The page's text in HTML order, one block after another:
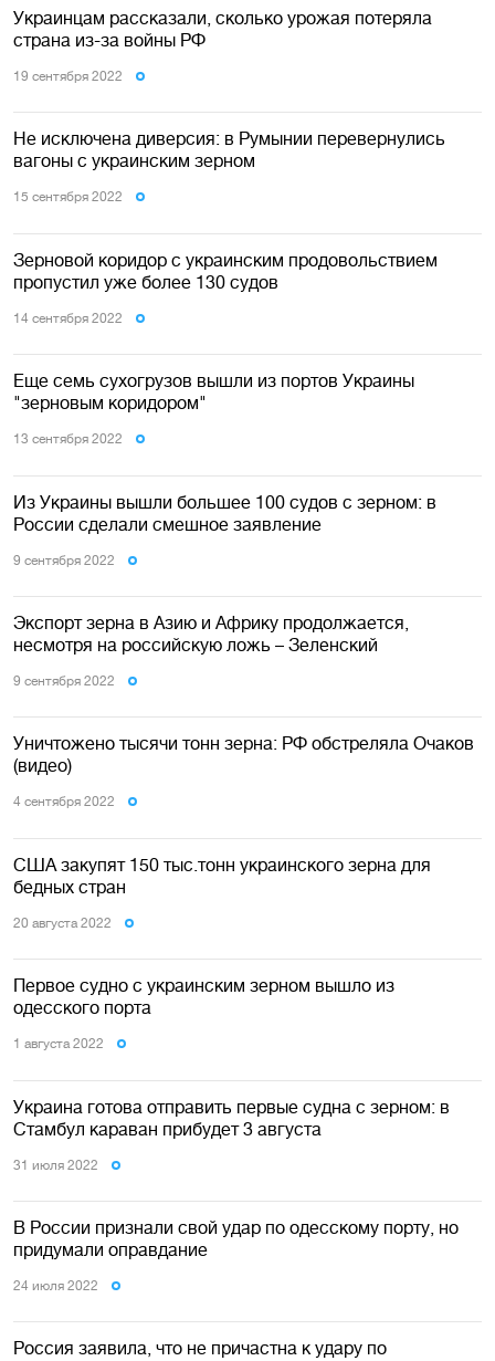
Украинцам рассказали, сколько урожая потеряла
страна из-за войны РФ
19 сентября 2022
Не исключена диверсия: в Румынии перевернулись
вагоны с украинским зерном
15 сентября 2022
Зерновой коридор с украинским продовольствием
пропустил уже более 130 судов
14 сентября 2022
Еще семь сухогрузов вышли из портов Украины
"зерновым коридором"
13 сентября 2022
Из Украины вышли большее 100 судов с зерном: в
России сделали смешное заявление
9 сентября 2022
Экспорт зерна в Азию и Африку продолжается,
несмотря на российскую ложь – Зеленский
9 сентября 2022
Уничтожено тысячи тонн зерна: РФ обстреляла Очаков
(видео)
4 сентября 2022
США закупят 150 тыс.тонн украинского зерна для
бедных стран
20 августа 2022
Первое судно с украинским зерном вышло из
одесского порта
1 августа 2022
Украина готова отправить первые судна с зерном: в
Стамбул караван прибудет 3 августа
31 июля 2022
В России признали свой удар по одесскому порту, но
придумали оправдание
24 июля 2022
Россия заявила, что не причастна к удару по